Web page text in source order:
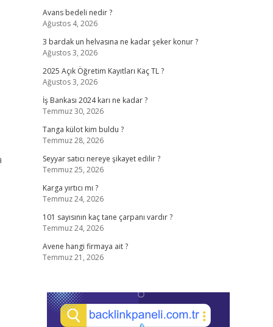
Avans bedeli nedir ?
Ağustos 4, 2026
3 bardak un helvasına ne kadar şeker konur ?
Ağustos 3, 2026
2025 Açık Öğretim Kayıtları Kaç TL ?
Ağustos 3, 2026
İş Bankası 2024 karı ne kadar ?
Temmuz 30, 2026
Tanga külot kim buldu ?
Temmuz 28, 2026
Seyyar satıcı nereye şikayet edilir ?
Temmuz 25, 2026
Karga yırtıcı mı ?
Temmuz 24, 2026
101 sayısının kaç tane çarpanı vardır ?
Temmuz 24, 2026
Avene hangi firmaya ait ?
Temmuz 21, 2026